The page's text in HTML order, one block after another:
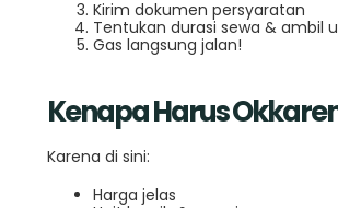
Kirim dokumen persyaratan
Tentukan durasi sewa & ambil
Gas langsung jalan!
Kenapa Harus
Karena di sini:
Harga jelas